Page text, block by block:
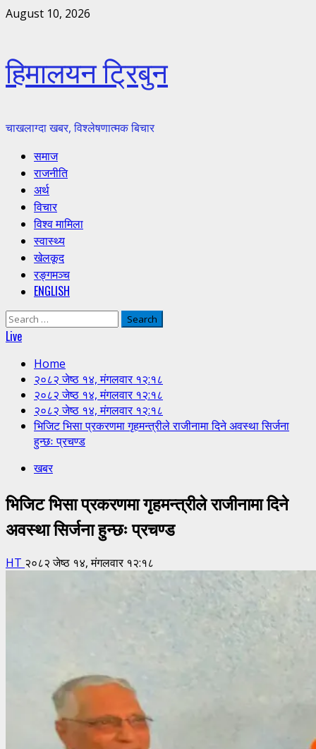
Skip
August 10, 2026
हिमालयन ट्रिबुन
चाखलाग्दा खबर, विश्लेषणात्मक बिचार
Primary
Menu
समाज
राजनीति
अर्थ
विचार
विश्व मामिला
स्वास्थ्य
खेलकूद
रङ्गमञ्च
ENGLISH
Search
for:
Live
Home
२०८२ जेष्ठ १४, मंगलवार १२:१८
२०८२ जेष्ठ १४, मंगलवार १२:१८
२०८२ जेष्ठ १४, मंगलवार १२:१८
भिजिट भिसा प्रकरणमा गृहमन्त्रीले राजीनामा दिने अवस्था सिर्जना
हुन्छः प्रचण्ड
खबर
भिजिट भिसा प्रकरणमा गृहमन्त्रीले राजीनामा दिने
अवस्था सिर्जना हुन्छः प्रचण्ड
HT २०८२ जेष्ठ १४, मंगलवार १२:१८